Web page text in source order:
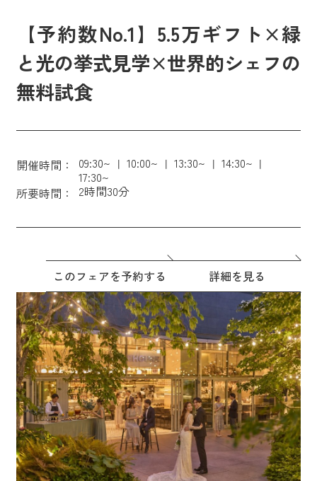
【予約数No.1】5.5万ギフト×緑
と光の挙式見学×世界的シェフの
無料試食
開催時間： 09:30~ 10:00~ 13:30~
14:30~
17:30~
所要時間：
2時間30分
このフェアを予約する 詳細を見る